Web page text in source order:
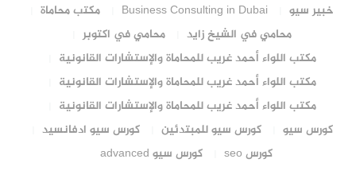
خبير سيو
Business Consulting in Dubai
مكتب محاماة
محامي في الشيخ زايد
محامي في اكتوبر
مكتب اللواء أحمد غريب للمحاماة والإستشارات القانونية
مكتب اللواء أحمد غريب للمحاماة والإستشارات القانونية
مكتب اللواء أحمد غريب للمحاماة والإستشارات القانونية
كورس سيو
كورس سيو للمبتدئين
كورس سيو ادفانسيد
كورس seo
كورس سيو advanced